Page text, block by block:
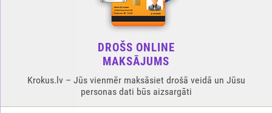
DROŠS ONLINE
MAKSĀJUMS
Krokus.lv – Jūs vienmēr maksāsiet drošā veidā un Jūsu
personas dati būs aizsargāti